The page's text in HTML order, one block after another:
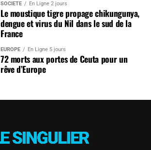
SOCIÉTÉ En Ligne 2 jours
Le moustique tigre propage chikungunya,
dengue et virus du Nil dans le sud de la
France
EUROPE En Ligne 5 jours
72 morts aux portes de Ceuta pour un
rêve d’Europe